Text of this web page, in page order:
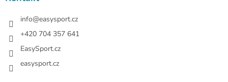
info@easysport.cz
+420 704 357 641
EasySport.cz
easysport.cz